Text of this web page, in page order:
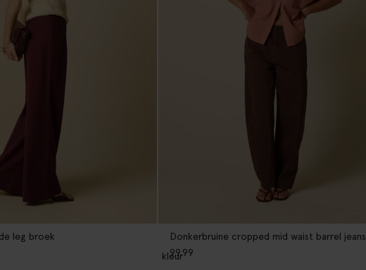
leg broek
Donkerbruine cropped mid waist barrel jeans
99.99
kleur